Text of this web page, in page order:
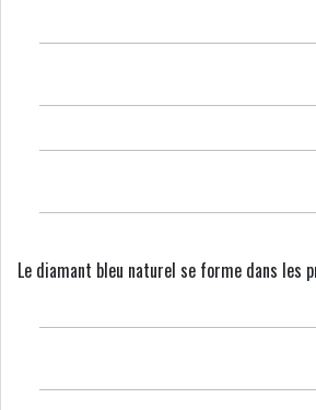
Le diamant bleu naturel se forme dans les